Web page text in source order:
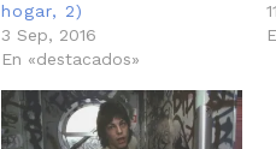
hogar, 2)
3 Sep, 2016
En «destacados»